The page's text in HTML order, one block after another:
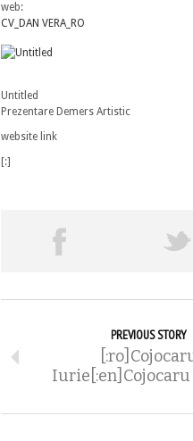
web:
CV_DAN VERA_RO
Untitled
Prezentare Demers Artistic
website link
[:]
PREVIOUS STORY
Iurie[:en]Cojocaru